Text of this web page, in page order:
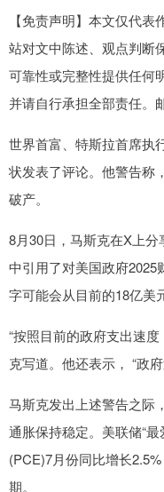
【免责声明】本文仅代
站对文中陈述、观点判断
可靠性或完整性提供任何
并请自行承担全部责任。
世界首富、特斯拉首席执
状发表了评论。他警告称
破产。
8月30日，马斯克在X上
中引用了对美国政府
字可能会从目前的18亿美
“按照目前的政府支出速
克写道。他还表示， “政
马斯克发出上述警告之际
通胀保持稳定。美联储“
(PCE)7月份同比增长
期。